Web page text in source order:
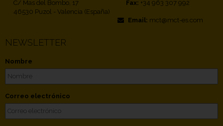
C/ Mas del Bombo, 17
46530 Puzol - Valencia (España)
Fax: +34 963 307 992
Email: mct@mct-es.com
NEWSLETTER
Nombre
Correo electrónico